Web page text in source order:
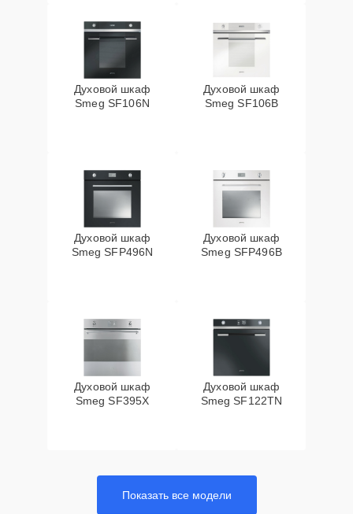
Духовой шкаф
Smeg SF106N
Духовой шкаф
Smeg SF106B
Духовой шкаф
Smeg SFP496N
Духовой шкаф
Smeg SFP496B
Духовой шкаф
Smeg SF395X
Духовой шкаф
Smeg SF122TN
Показать все модели